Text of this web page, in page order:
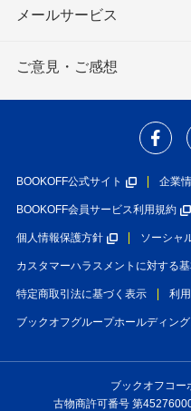
メールサービス
ご意見・ご感想
BOOKOFF公式サイト 企業
BOOKOFF会員サービス利用規約
個人情報保護方針 ソーシャ
カスタマーハラスメントに対する
特定商取引法に基づく表示 利
ブックオフグループホールディン
ブックオフコー
古物商許可番号 第